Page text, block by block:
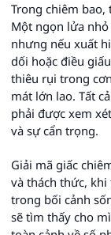
Trong chiêm
Một ngọn lửa
nhưng nếu xuất
dối hoặc điều
thiêu rụi trong
mát lớn lao. Tất
phải được xem
và sự cẩn trọng.
Giải mã giấc
và thách thức,
trong bối cảnh
sẽ tìm thấy cho